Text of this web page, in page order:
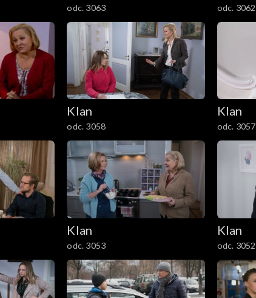
odc. 3063 odc. 3062
Klan
odc. 3058
Klan
odc. 3057
Klan
odc. 3053
Klan
odc. 3052